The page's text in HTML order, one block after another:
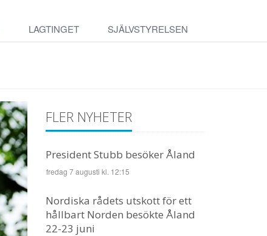
LAGTINGET SJÄLVSTYRELSEN
FLER NYHETER
President Stubb besöker Åland
fredag 7 augusti kl. 12:15
Nordiska rådets utskott för ett
hållbart Norden besökte Åland
22-23 juni